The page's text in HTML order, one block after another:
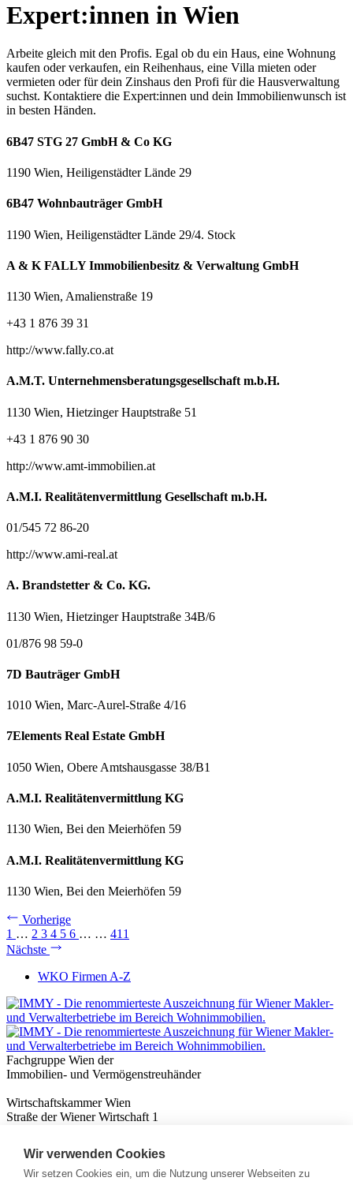
Expert:innen in Wien
Arbeite gleich mit den Profis. Egal ob du ein Haus, eine Wohnung
kaufen oder verkaufen, ein Reihenhaus, eine Villa mieten oder
vermieten oder für dein Zinshaus den Profi für die Hausverwaltung
suchst. Kontaktiere die Expert:innen und dein Immobilienwunsch ist
in besten Händen.
6B47 STG 27 GmbH & Co KG
1190 Wien, Heiligenstädter Lände 29
6B47 Wohnbauträger GmbH
1190 Wien, Heiligenstädter Lände 29/4. Stock
A & K FALLY Immobilienbesitz & Verwaltung GmbH
1130 Wien, Amalienstraße 19
+43 1 876 39 31
http://www.fally.co.at
A.M.T. Unternehmensberatungsgesellschaft m.b.H.
1130 Wien, Hietzinger Hauptstraße 51
+43 1 876 90 30
http://www.amt-immobilien.at
A.M.I. Realitätenvermittlung Gesellschaft m.b.H.
01/545 72 86-20
http://www.ami-real.at
A. Brandstetter & Co. KG.
1130 Wien, Hietzinger Hauptstraße 34B/6
01/876 98 59-0
7D Bauträger GmbH
1010 Wien, Marc-Aurel-Straße 4/16
7Elements Real Estate GmbH
1050 Wien, Obere Amtshausgasse 38/B1
A.M.I. Realitätenvermittlung KG
1130 Wien, Bei den Meierhöfen 59
A.M.I. Realitätenvermittlung KG
1130 Wien, Bei den Meierhöfen 59
Vorherige
1 … 2 3 4 5 6 … … 411
Nächste
WKO Firmen A-Z
Fachgruppe Wien der
Immobilien- und Vermögenstreuhänder
Wirtschaftskammer Wien
Straße der Wiener Wirtschaft 1
Nützliches
Immobilienwissen
Wir verwenden Cookies
Wir setzen Cookies ein, um die Nutzung unserer Webseiten zu